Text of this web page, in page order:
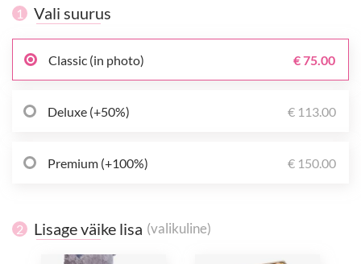
1 Vali suurus
Classic (in photo) € 75.00
Deluxe (+50%) € 113.00
Premium (+100%) € 150.00
2 Lisage väike lisa (valikuline)